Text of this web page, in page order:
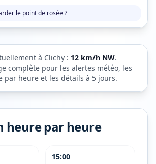
le point de rosée ?
à Clichy : 12 km/h NW.
complète pour les alertes météo, les
par heure et les détails à 5 jours.
heure par heure
15:00